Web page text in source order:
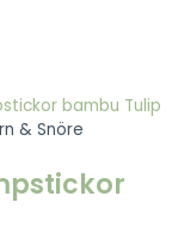
& Snöre